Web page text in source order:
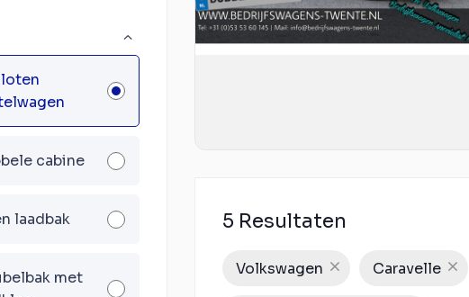
cabine
laadbak
met
5 Resultaten
Volkswagen Caravelle